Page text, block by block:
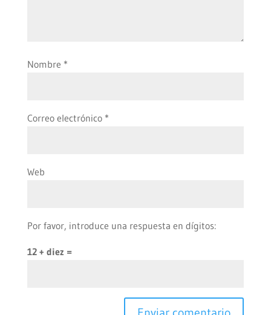
Nombre *
Correo electrónico *
Web
Por favor, introduce una respuesta en dígitos:
12 + diez =